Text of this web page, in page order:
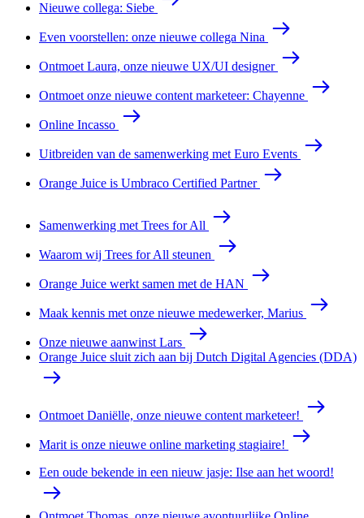
Nieuwe collega: Siebe
Even voorstellen: onze nieuwe collega Nina
Ontmoet Laura, onze nieuwe UX/UI designer
Ontmoet onze nieuwe content marketeer: Chayenne
Online Incasso
Uitbreiden van de samenwerking met Euro Events
Orange Juice is Umbraco Certified Partner
Samenwerking met Trees for All
Waarom wij Trees for All steunen
Orange Juice werkt samen met de HAN
Maak kennis met onze nieuwe medewerker, Marius
Onze nieuwe aanwinst Lars
Orange Juice sluit zich aan bij Dutch Digital Agencies (DDA)
Ontmoet Daniëlle, onze nieuwe content marketeer!
Marit is onze nieuwe online marketing stagiaire!
Een oude bekende in een nieuw jasje: Ilse aan het woord!